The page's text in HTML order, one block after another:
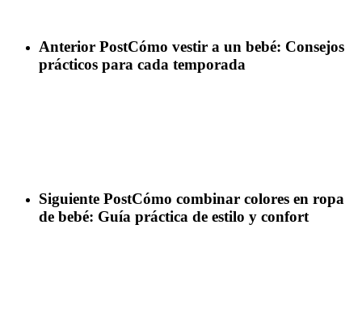
Anterior PostCómo vestir a un bebé: Consejos
prácticos para cada temporada
Siguiente PostCómo combinar colores en ropa
de bebé: Guía práctica de estilo y confort